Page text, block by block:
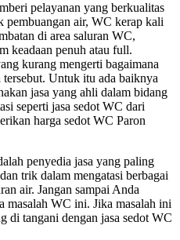
pelayanan yang berkualitas
pembuangan air, WC kerap kali
di area saluran WC,
keadaan penuh atau full.
kurang mengerti bagaimana
tersebut. Untuk itu ada baiknya
jasa yang ahli dalam bidang
seperti jasa sedot WC dari
harga sedot WC Paron
penyedia jasa yang paling
trik dalam mengatasi berbagai
air. Jangan sampai Anda
masalah WC ini. Jika masalah ini
di tangani dengan jasa sedot WC